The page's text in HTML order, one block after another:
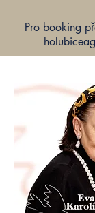
Pro booking